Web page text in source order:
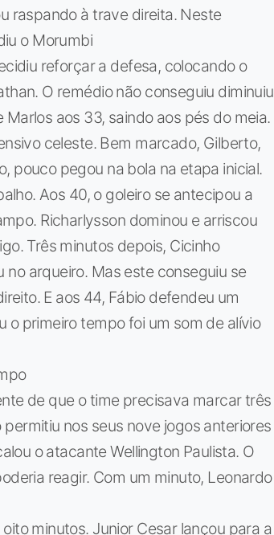
raspando à trave direita. Neste
o Morumbi
reforçar a defesa, colocando o
O remédio não conseguiu diminuiu
aos 33, saindo aos pés do meia.
celeste. Bem marcado, Gilberto,
pouco pegou na bola na etapa inicial.
Aos 40, o goleiro se antecipou a
Richarlysson dominou e arriscou
Três minutos depois, Cicinho
arqueiro. Mas este conseguiu se
E aos 44, Fábio defendeu um
o primeiro tempo foi um som de alívio
de que o time precisava marcar três
nos seus nove jogos anteriores
o atacante Wellington Paulista. O
reagir. Com um minuto, Leonardo
minutos. Junior Cesar lançou para a